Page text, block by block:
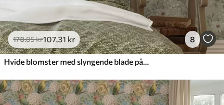
178.85kr107.31 kr 8
Hvide blomster med slyngende blade på lys baggrund